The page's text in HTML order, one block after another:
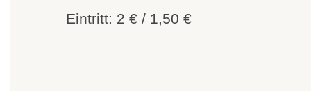
Eintritt: 2 € / 1,50 €